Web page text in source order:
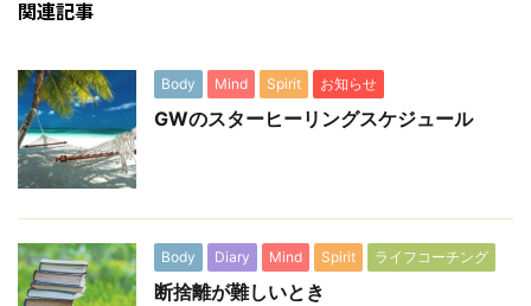
関連記事
Body Mind Spirit お知らせ
GWのスターヒーリングスケジュール
Body Diary Mind Spirit ライフコーチング
断捨離が難しいとき